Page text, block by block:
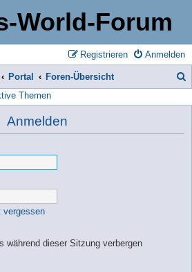
World-Forum
Anmelden
Registrieren
Portal Foren-Übersicht
Themen
Anmelden
vergessen
während dieser Sitzung verbergen